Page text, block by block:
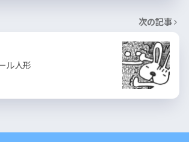
次の記事
ル人形